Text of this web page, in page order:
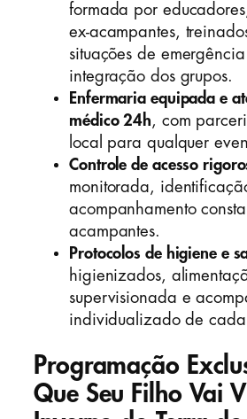
formada por
ex-acampantes,
situações de
integração dos grupos.
Enfermaria equipada e
médico 24h, com
local para qualquer
Controle de acesso
monitorada,
acompanhamento
acampantes.
Protocolos de higiene e
higienizados,
supervisionada e
individualizado de
Programação
Que Seu Filho Vai